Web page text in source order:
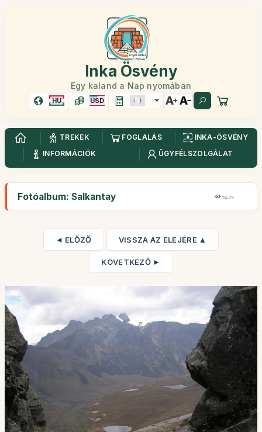
Inka Ösvény
Egy kaland a Nap nyomában
HU USD
TREKEK FOGLALÁS
INKA-ÖSVÉNY
INFORMÁCIÓK
ÜGYFÉLSZOLGÁLAT
Fotóalbum: Salkantay 52,7K
◄ ELŐZŐ VISSZA AZ ELEJÉRE ▲
KÖVETKEZŐ ►